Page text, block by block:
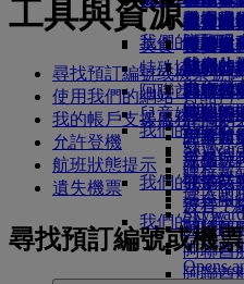
機場接
預約租
航空公
往返機
接駁服
兒童娛
美食
頭等艙
商務艙
豪華經
經濟艙
飲品
我們的機隊
波音
阿聯酋
阿聯酋
阿聯酋
合作夥
付費進
阿聯酋航空
阿聯酋
阿聯酋
攜帶兒
與嬰兒
嬰兒行
兒童與
兒童娛樂
兒童娛
兒童玩
兒童活
負責任
我們的員工
我們的
工作機
link in a
我們的地球
營運的
環境政
環境報
我們的社群
阿聯酋
Opens
杭州
峴港市
深圳
暹粒
美食家
購買哩
賺取哩
Opens
我們的
哩程數
登入阿
最新旅
查看航
特殊協助
阿聯酋
特殊協
出發前
在機場
阿聯酋
阿聯酋
您的機
工具與
手機與
取消或
行程中
關於阿
工具與資源
尋找預訂編號或機票號碼
使用我們的網站（預訂）
我的帳戶支援服務/一次
允許登機
航班狀態提示
遺失機票
尋找預訂編號或機